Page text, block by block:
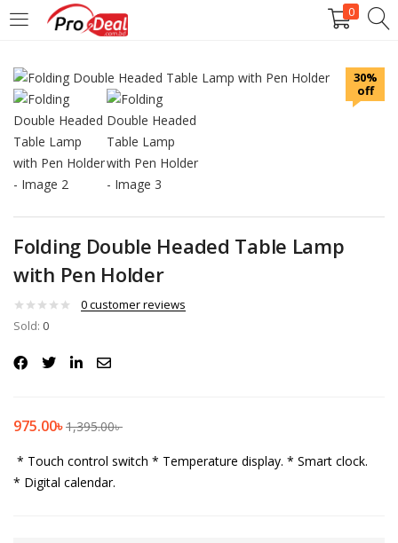
0
LOGIN REGISTER
Enter your username and password to login.
Remember me
Lost password?
30%
off
Folding Double Headed Table Lamp
with Pen Holder
0customer reviews
Sold: 0
975.00৳1,395.00৳
* Touch control switch * Temperature display. * Smart clock.
* Digital calendar.